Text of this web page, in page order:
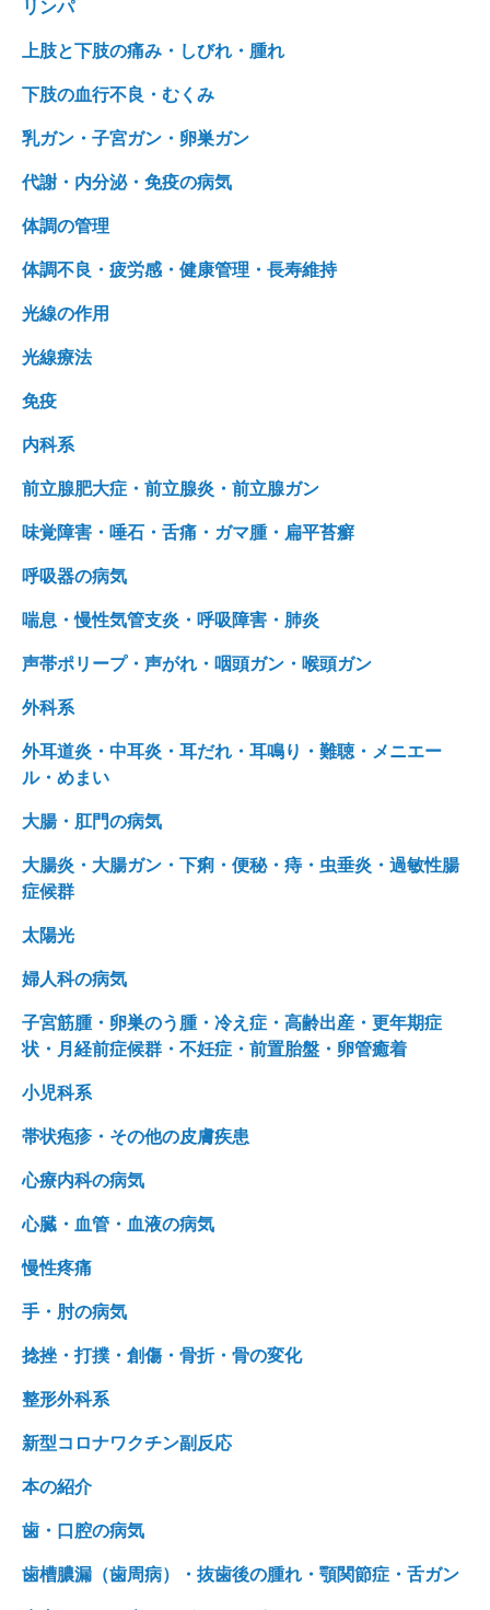
リンパ
上肢と下肢の痛み・しびれ・腫れ
下肢の血行不良・むくみ
乳ガン・子宮ガン・卵巣ガン
代謝・内分泌・免疫の病気
体調の管理
体調不良・疲労感・健康管理・長寿維持
光線の作用
光線療法
免疫
内科系
前立腺肥大症・前立腺炎・前立腺ガン
味覚障害・唾石・舌痛・ガマ腫・扁平苔癬
呼吸器の病気
喘息・慢性気管支炎・呼吸障害・肺炎
声帯ポリープ・声がれ・咽頭ガン・喉頭ガン
外科系
外耳道炎・中耳炎・耳だれ・耳鳴り・難聴・メニエー
ル・めまい
大腸・肛門の病気
大腸炎・大腸ガン・下痢・便秘・痔・虫垂炎・過敏性腸
症候群
太陽光
婦人科の病気
子宮筋腫・卵巣のう腫・冷え症・高齢出産・更年期症
状・月経前症候群・不妊症・前置胎盤・卵管癒着
小児科系
帯状疱疹・その他の皮膚疾患
心療内科の病気
心臓・血管・血液の病気
慢性疼痛
手・肘の病気
捻挫・打撲・創傷・骨折・骨の変化
整形外科系
新型コロナワクチン副反応
本の紹介
歯・口腔の病気
歯槽膿漏（歯周病）・抜歯後の腫れ・顎関節症・舌ガン